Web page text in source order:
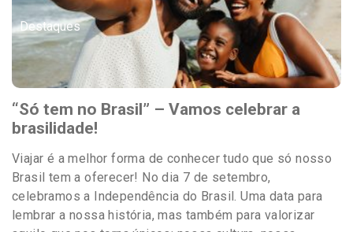
Destaques
“Só tem no Brasil” – Vamos celebrar a
brasilidade!
Viajar é a melhor forma de conhecer tudo que só nosso
Brasil tem a oferecer! No dia 7 de setembro,
celebramos a Independência do Brasil. Uma data para
lembrar a nossa história, mas também para valorizar